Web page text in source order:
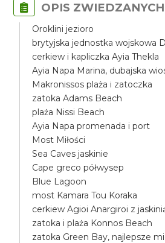
OPIS
Oroklini jezioro
brytyjska jednostka wojskowa
cerkiew i kapliczka Ayia Thekla
Ayia Napa Marina, dubajska
Makronissos plaża i zatoczka
zatoka Adams Beach
plaża Nissi Beach
Ayia Napa promenada i port
Most Miłości
Sea Caves jaskinie
Cape greco półwysep
Blue Lagoon
most Kamara Tou Koraka
cerkiew Agioi Anargiroi z
zatoka i plaża Konnos Beach
zatoka Green Bay, najlepsze